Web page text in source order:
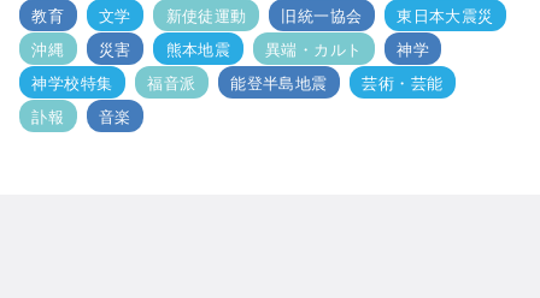
教育
文学 新使徒運動 旧統一協会
東日本大震災
沖縄
災害 熊本地震 異端・カルト
神学
神学校特集
福音派 能登半島地震
芸術・芸能
訃報
音楽